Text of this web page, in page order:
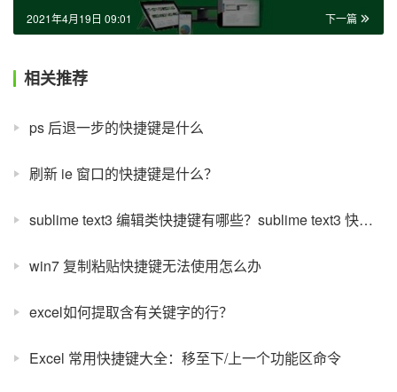
下一篇
2021年4月19日 09:01
相关推荐
ps 后退一步的快捷键是什么
刷新 ie 窗口的快捷键是什么？
sublime text3 编辑类快捷键有哪些？sublime text3 快捷键大全
win7 复制粘贴快捷键无法使用怎么办
excel如何提取含有关键字的行？
Excel 常用快捷键大全：移至下/上一个功能区命令